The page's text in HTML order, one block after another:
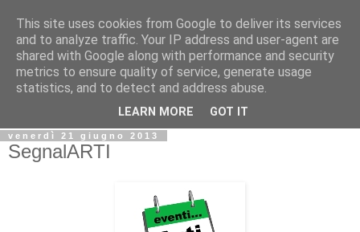
Biblio@rti in
Il Blog della Biblioteca di Area delle arti per condividere
informazioni iniziative incontri
venerdì 21 giugno 2013
SegnalARTI
This site uses cookies from Google to deliver its services
and to analyze traffic. Your IP address and user-agent are
shared with Google along with performance and security
metrics to ensure quality of service, generate usage
statistics, and to detect and address abuse.
LEARN MORE GOT IT